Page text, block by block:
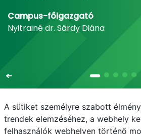
Campus-főigazgató
Nyitrainé dr. Sárdy Diána
A sütiket személyre szabott
trendek elemzéséhez, a webhely
felhasználók webhelyen történő